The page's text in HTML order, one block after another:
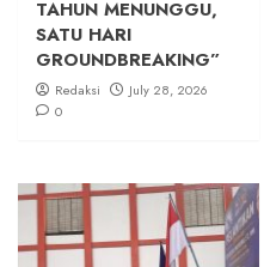
TAHUN MENUNGGU,
SATU HARI
GROUNDBREAKING”
Redaksi
July 28, 2026
0